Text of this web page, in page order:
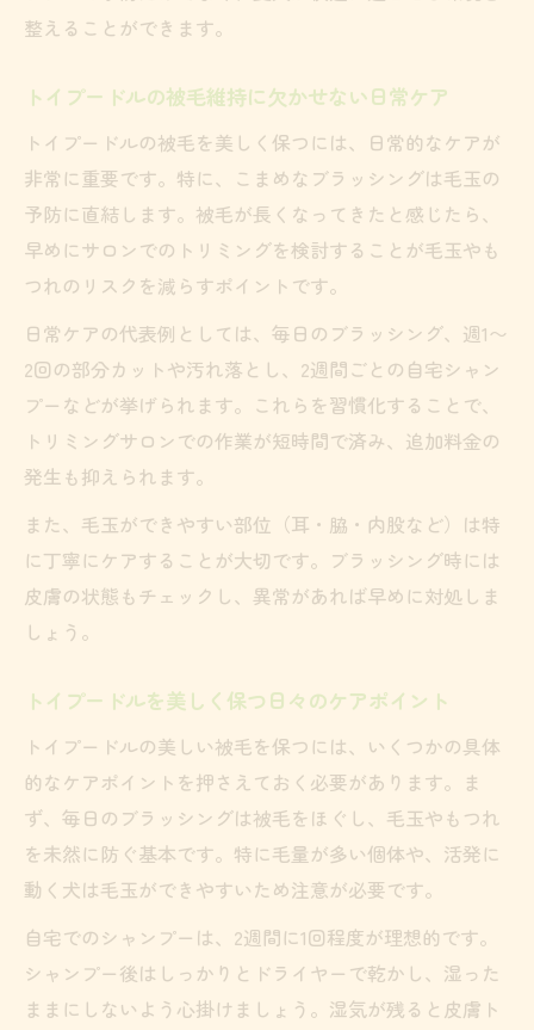
整えることができます。
トイプードルの被毛維持に欠かせない日常ケア
トイプードルの被毛を美しく保つには、日常的なケアが
非常に重要です。特に、こまめなブラッシングは毛玉の
予防に直結します。被毛が長くなってきたと感じたら、
早めにサロンでのトリミングを検討することが毛玉やも
つれのリスクを減らすポイントです。
日常ケアの代表例としては、毎日のブラッシング、週1〜
2回の部分カットや汚れ落とし、2週間ごとの自宅シャン
プーなどが挙げられます。これらを習慣化することで、
トリミングサロンでの作業が短時間で済み、追加料金の
発生も抑えられます。
また、毛玉ができやすい部位（耳・脇・内股など）は特
に丁寧にケアすることが大切です。ブラッシング時には
皮膚の状態もチェックし、異常があれば早めに対処しま
しょう。
トイプードルを美しく保つ日々のケアポイント
トイプードルの美しい被毛を保つには、いくつかの具体
的なケアポイントを押さえておく必要があります。ま
ず、毎日のブラッシングは被毛をほぐし、毛玉やもつれ
を未然に防ぐ基本です。特に毛量が多い個体や、活発に
動く犬は毛玉ができやすいため注意が必要です。
自宅でのシャンプーは、2週間に1回程度が理想的です。
シャンプー後はしっかりとドライヤーで乾かし、湿った
ままにしないよう心掛けましょう。湿気が残ると皮膚ト